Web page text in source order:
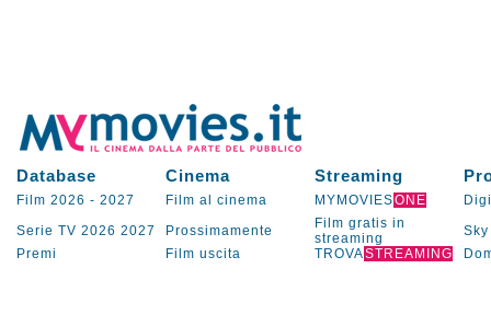
Database Cinema Streaming
Film 2026 - 2027 Film al cinema MYMOVIESONE
Serie TV 2026 2027 Prossimamente
Film gratis in
streaming
Sky
Premi
Film uscita TROVASTREAMING